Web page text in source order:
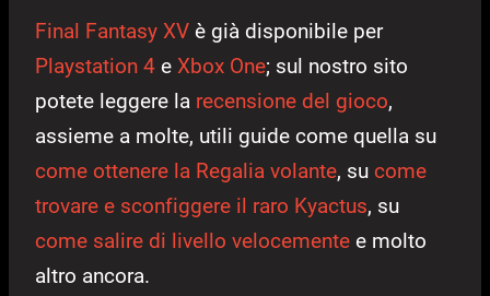
Final Fantasy XV è già disponibile per
Playstation 4 e Xbox One; sul nostro sito
potete leggere la recensione del gioco,
assieme a molte, utili guide come quella su
come ottenere la Regalia volante, su come
trovare e sconfiggere il raro Kyactus, su
come salire di livello velocemente e molto
altro ancora.